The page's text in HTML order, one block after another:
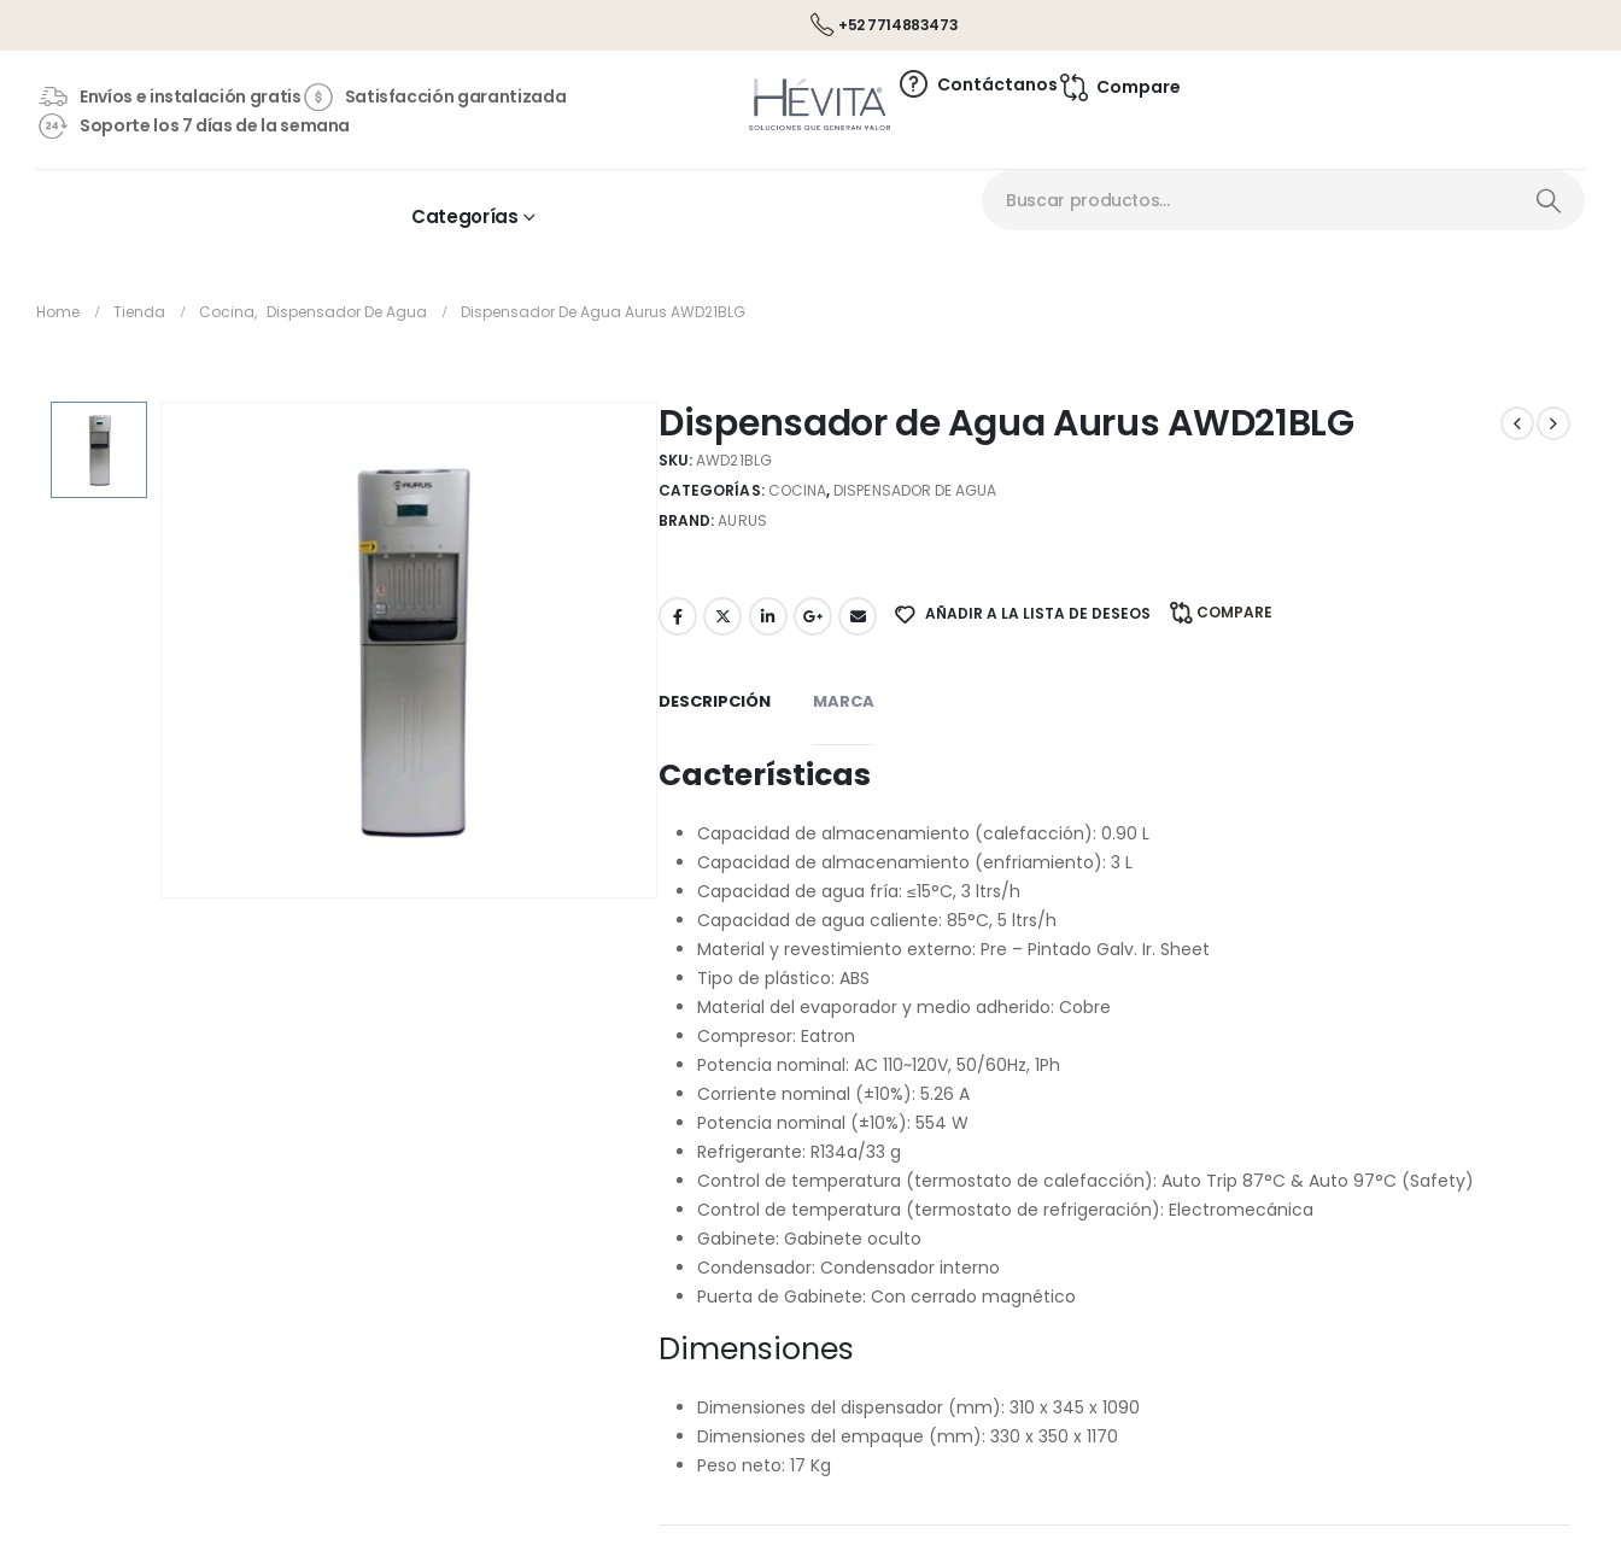
+52 7714883473
Envíos e instalación gratis
Satisfacción garantizada
Soporte los 7 días de la semana
Contáctanos Compare
Categorías
Home Tienda Cocina, Dispensador De Agua Dispensador De Agua Aurus AWD21BLG
Dispensador de Agua Aurus AWD21BLG
SKU:AWD21BLG
CATEGORÍAS: COCINA, DISPENSADOR DE AGUA
BRAND:AURUS
AÑADIR A LA LISTA DE DESEOS COMPARE
DESCRIPCIÓN MARCA
Cacterísticas
Capacidad de almacenamiento (calefacción): 0.90 L
Capacidad de almacenamiento (enfriamiento): 3 L
Capacidad de agua fría: ≤15°C, 3 ltrs/h
Capacidad de agua caliente: 85°C, 5 ltrs/h
Material y revestimiento externo: Pre – Pintado Galv. Ir. Sheet
Tipo de plástico: ABS
Material del evaporador y medio adherido: Cobre
Compresor: Eatron
Potencia nominal: AC 110~120V, 50/60Hz, 1Ph
Corriente nominal (±10%): 5.26 A
Potencia nominal (±10%): 554 W
Refrigerante: R134a/33 g
Control de temperatura (termostato de calefacción): Auto Trip 87°C & Auto 97°C (Safety)
Control de temperatura (termostato de refrigeración): Electromecánica
Gabinete: Gabinete oculto
Condensador: Condensador interno
Puerta de Gabinete: Con cerrado magnético
Dimensiones
Dimensiones del dispensador (mm): 310 x 345 x 1090
Dimensiones del empaque (mm): 330 x 350 x 1170
Peso neto: 17 Kg